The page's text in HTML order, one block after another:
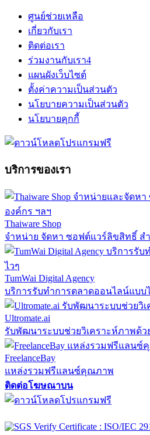
ศูนย์ช่วยเหลือ
เกี่ยวกับเรา
ติดต่อเรา
ร่วมงานกับเรา4
แผนผังเว็บไซต์
ตั้งค่าความเป็นส่วนตัว
นโยบายความเป็นส่วนตัว
นโยบายคุกกี้
บริการของเรา
Thaiware Shop
จำหน่าย จัดหา ซอฟต์แวร์ลิขสิทธิ์ ส
TumWai Digital Agency
บริการรับทำการตลาดออนไลน์แบบ
Ultromate.ai
รับพัฒนาระบบช่วยวิเคราะห์ภาพด้ว
FreelanceBay
แหล่งรวมฟรีแลนซ์คุณภาพ
ติดต่อโฆษณาบน